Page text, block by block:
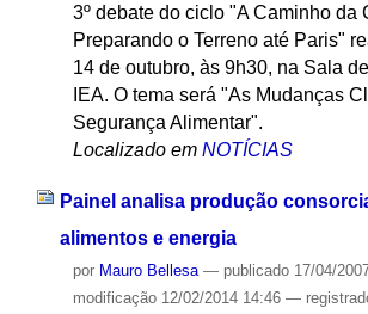
3º debate do ciclo "A Caminho da
Preparando o Terreno até Paris"
14 de outubro, às 9h30, na Sala
IEA. O tema será "As Mudanças
Segurança Alimentar".
Localizado em NOTÍCIAS
Painel analisa produção
alimentos e energia
por Mauro Bellesa — publicado17/04/
modificação12/02/2014 14:46 —